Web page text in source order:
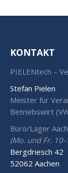
KONTAKT
PIELENtech –
Stefan Pielen
Meister für
Betriebswirt
Büro/Lager
(Mo. und Fr.
Bergdriesch 42
52062 Aachen